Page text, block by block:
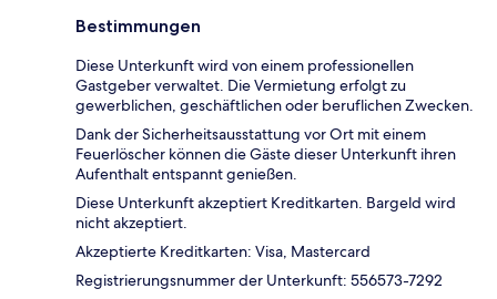
Bestimmungen
Diese Unterkunft wird von einem professionellen
Gastgeber verwaltet. Die Vermietung erfolgt zu
gewerblichen, geschäftlichen oder beruflichen Zwecken.
Dank der Sicherheitsausstattung vor Ort mit einem
Feuerlöscher können die Gäste dieser Unterkunft ihren
Aufenthalt entspannt genießen.
Diese Unterkunft akzeptiert Kreditkarten. Bargeld wird
nicht akzeptiert.
Akzeptierte Kreditkarten: Visa, Mastercard
Registrierungsnummer der Unterkunft: 556573-7292